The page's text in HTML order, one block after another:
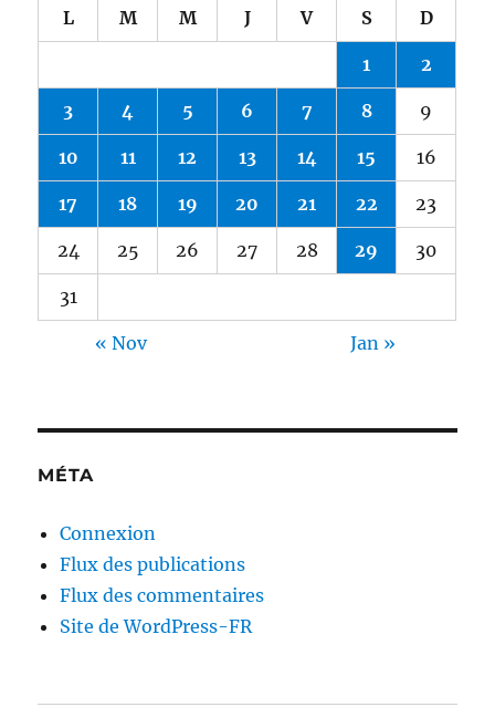
L M M J V S D
1 2
3 4 5 6 7 8 9
10 11 12 13 14 15 16
17 18 19 20 21 22 23
24 25 26 27 28 29 30
31
« Nov Jan »
MÉTA
Connexion
Flux des publications
Flux des commentaires
Site de WordPress-FR